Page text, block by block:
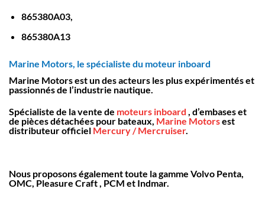
865380A03,
865380A13
Marine Motors, le spécialiste du moteur inboard
Marine Motors est un des acteurs les plus expérimentés et
passionnés de l’industrie nautique.
Spécialiste de la vente de moteurs inboard , d’embases et
de pièces détachées pour bateaux, Marine Motorsest
distributeur officiel Mercury / Mercruiser.
Nous proposons également toute la gamme Volvo Penta,
OMC, Pleasure Craft , PCM et Indmar.